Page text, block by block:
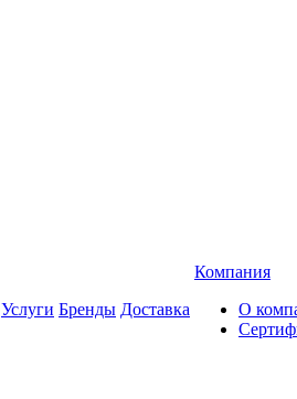
Услуги Бренды Доставка
Компания
О